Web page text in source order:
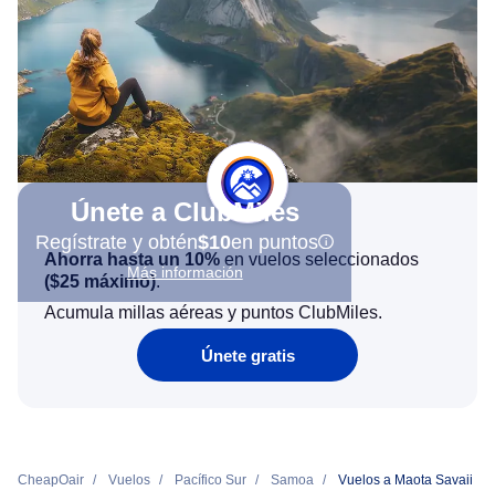
Únete a ClubMiles
Regístrate y obtén$10en puntos
Más información
Ahorra hasta un 10% en vuelos seleccionados
($25 máximo).
Acumula millas aéreas y puntos ClubMiles.
Únete gratis
CheapOair Vuelos Pacífico Sur Samoa Vuelos a Maota Savaii